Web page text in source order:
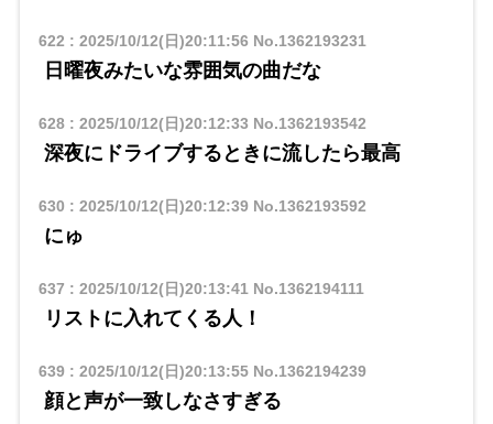
622 : 2025/10/12(日)20:11:56 No.1362193231
日曜夜みたいな雰囲気の曲だな
628: 2025/10/12(日)20:12:33 No.1362193542
深夜にドライブするときに流したら最高
630 : 2025/10/12(日)20:12:39No.1362193592
にゅ
637 : 2025/10/12(日)20:13:41 No.1362194111
リストに入れてくる人！
639: 2025/10/12(日)20:13:55No.1362194239
顔と声が一致しなさすぎる